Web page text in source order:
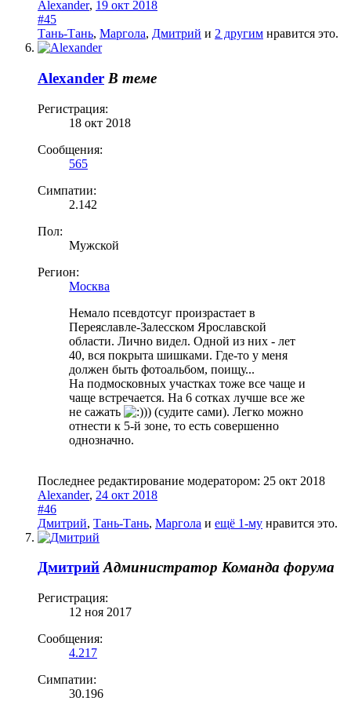
Alexander, 19 окт 2018
#45
Тань-Тань, Маргола, Дмитрий и 2 другим нравится это.
Alexander В теме
Регистрация:
18 окт 2018
Сообщения:
565
Симпатии:
2.142
Пол:
Мужской
Регион:
Москва
Немало псевдотсуг произрастает в
Переяславле-Залесском Ярославской
области. Лично видел. Одной из них - лет
40, вся покрыта шишками. Где-то у меня
должен быть фотоальбом, поищу...
На подмосковных участках тоже все чаще и
чаще встречается. На 6 сотках лучше все же
не сажать
)) (судите сами). Легко можно
отнести к 5-й зоне, то есть совершенно
однозначно.
Последнее редактирование модератором: 25 окт 2018
Alexander, 24 окт 2018
#46
Дмитрий, Тань-Тань, Маргола и ещё 1-му нравится это.
Дмитрий Администратор Команда форума
Регистрация:
12 ноя 2017
Сообщения:
4.217
Симпатии:
30.196